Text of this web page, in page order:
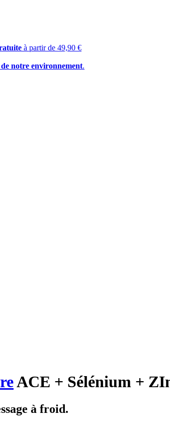
à partir de 49,90 €
de notre environnement.
ACE + Sélénium +
à froid.